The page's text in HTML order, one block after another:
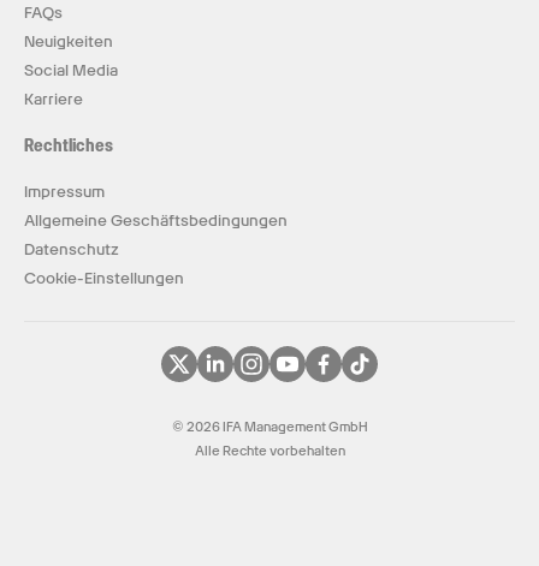
FAQs
Neuigkeiten
Social Media
Karriere
Rechtliches
Impressum
Allgemeine Geschäftsbedingungen
Datenschutz
Cookie-Einstellungen
© 2026 IFA Management GmbH
Alle Rechte vorbehalten